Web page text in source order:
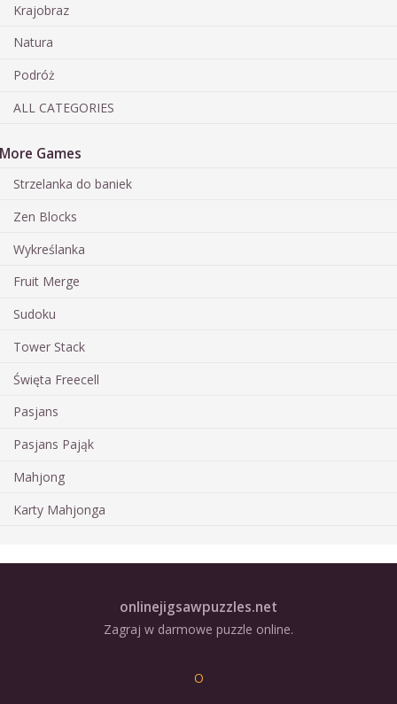
Krajobraz
Natura
Podróż
ALL CATEGORIES
Games
Strzelanka do baniek
Zen Blocks
Wykreślanka
Fruit Merge
Sudoku
Tower Stack
Święta Freecell
Pasjans
Pasjans Pająk
Mahjong
Karty Mahjonga
onlinejigsawpuzzles.net
Zagraj w darmowe puzzle online.
O